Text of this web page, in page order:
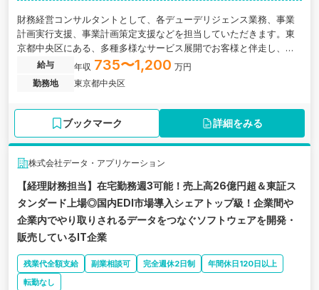
財務経営コンサルタントとして、各デューデリジェンス業務、事業
計画実行支援、事業計画策定支援などを担当していただきます。東
京都中央区にある、多種多様なサービス展開でお客様と伴走し、中
小企業の未来を創造するコンサルティング企業の求人です。
給与 年収 735〜1,200 万円
勤務地
東京都中央区
ブックマーク 詳細をみる
株式会社データ・アプリケーション
【経理財務担当】在宅勤務週3可能！売上高26億円超＆東証ス
タンダード上場◎国内EDI市場導入シェアトップ級！企業間や
企業内でやり取りされるデータをつなぐソフトウェアを開発・
販売しているIT企業
残業代全額支給 副業相談可 完全週休2日制
年間休日120日以上
転勤なし